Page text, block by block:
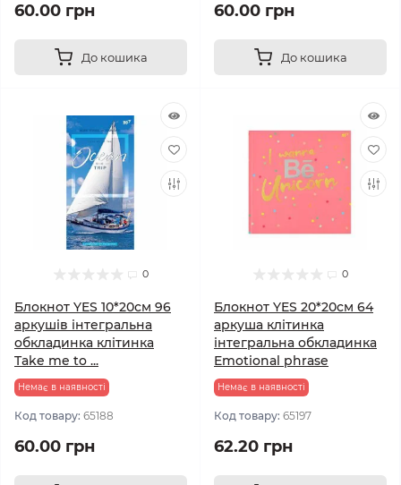
60.00 грн
До кошика
60.00 грн
До кошика
0
Блокнот YES 10*20см 96
аркушів інтегральна
обкладинка клітинка
Take me to ...
Немає в наявності
Код товару: 65188
60.00 грн
0
Блокнот YES 20*20см 64
аркуша клітинка
інтегральна обкладинка
Emotional phrase
Немає в наявності
Код товару: 65197
62.20 грн